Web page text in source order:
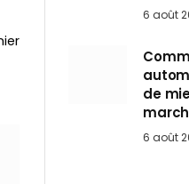
6 août
de
6 août